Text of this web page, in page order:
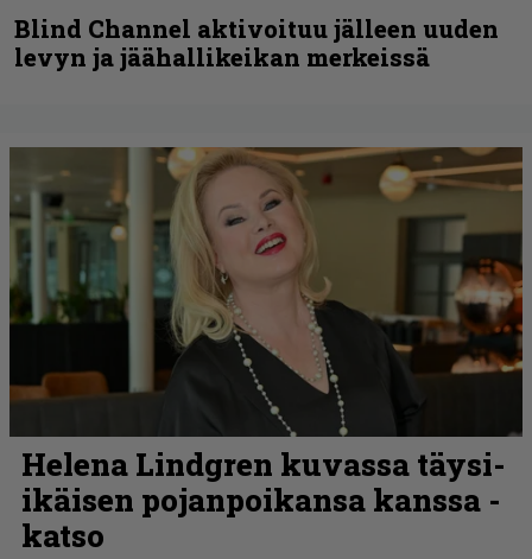
Blind Channel aktivoituu jälleen uuden
levyn ja jäähallikeikan merkeissä